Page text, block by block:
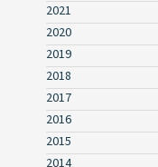
2021
2020
2019
2018
2017
2016
2015
2014